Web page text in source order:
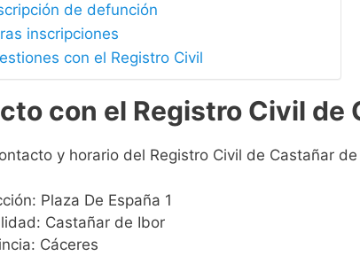
de defunción
inscripciones
con el Registro Civil
con el Registro Civil de
y horario del Registro Civil de Castañar de
Plaza De España 1
Castañar de Ibor
Cáceres